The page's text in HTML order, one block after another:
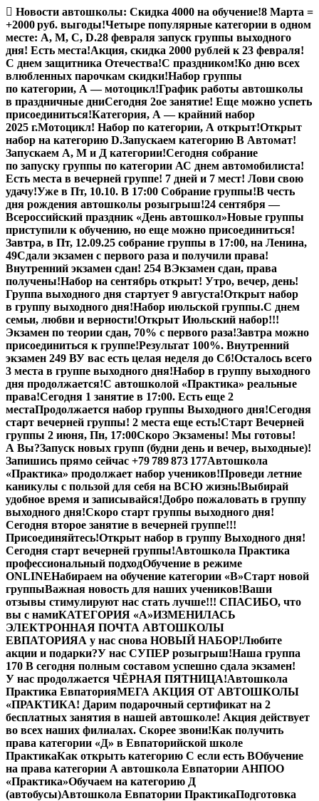
Перейти
к
содержимому
Новости автошколы: Скидка 4000 на обучение!8 Марта =
+2000 руб. выгоды!Четыре популярные категории в одном
месте: А, М, С, D.28 февраля запуск группы выходного
дня! Есть места!Акция, скидка 2000 рублей к 23 февраля!
С днем защитника Отечества!С праздником!Ко дню всех
влюбленных парочкам скидки!Набор группы
по категории, А — мотоцикл!График работы автошколы
в праздничные дниСегодня 2ое занятие! Еще можно успеть
присоединиться!Категория, А — крайний набор
2025 г.Мотоцикл! Набор по категории, А открыт!Открыт
набор на категорию D.Запускаем категорию В Автомат!
Запускаем А, М и Д категории!Сегодня собрание
по запуску группы по категории АС днем автомобилиста!
Есть места в вечерней группе! 7 дней и 7 мест! Лови свою
удачу!Уже в Пт, 10.10. В 17:00 Собрание группы!В честь
дня рождения автошколы розыгрыш!24 сентября —
Всероссийский праздник «День автошкол»Новые группы
приступили к обучению, но еще можно присоединиться!
Завтра, в Пт, 12.09.25 собрание группы в 17:00, на Ленина,
49Сдали экзамен с первого раза и получили права!
Внутренний экзамен сдан! 254 ВЭкзамен сдан, права
получены!Набор на сентябрь открыт! Утро, вечер, день!
Группа выходного дня стартует 9 августа!Открыт набор
в группу выходного дня!Набор июльской группы.С днем
семьи, любви и верности!Открыт Июльский набор!!!
Экзамен по теории сдан, 70% с первого раза!Завтра можно
присоединиться к группе!Результат 100%. Внутренний
экзамен 249 ВУ вас есть целая неделя до Сб!Осталось всего
3 места в группе выходного дня!Набор в группу выходного
дня продолжается!С автошколой «Практика» реальные
права!Сегодня 1 занятие в 17:00. Есть еще 2
местаПродолжается набор группы Выходного дня!Сегодня
старт вечерней группы! 2 места еще есть!Старт Вечерней
группы 2 июня, Пн, 17:00Скоро Экзамены! Мы готовы!
А Вы?Запуск новых групп (будни день и вечер, выходные)!
Запишись прямо сейчас +79 789 873 177Автошкола
«Практика» продолжает набор учеников!Проведи летние
каникулы с пользой для себя на ВСЮ жизнь!Выбирай
удобное время и записывайся!Добро пожаловать в группу
выходного дня!Скоро старт группы выходного дня!
Сегодня второе занятие в вечерней группе!!!
Присоединяйтесь!Открыт набор в группу Выходного дня!
Сегодня старт вечерней группы!Автошкола Практика
профессиональный подходОбучение в режиме
ONLINEНабираем на обучение категории «B»Старт новой
группыВажная новость для наших учеников!Ваши
отзывы стимулируют нас стать лучше!!! СПАСИБО, что
вы с намиКАТЕГОРИЯ «А»ИЗМЕНИЛАСЬ
ЭЛЕКТРОННАЯ ПОЧТА АВТОШКОЛЫ
ЕВПАТОРИЯА у нас снова НОВЫЙ НАБОР!Любите
акции и подарки?У нас СУПЕР розыгрыш!Наша группа
170 В сегодня полным составом успешно сдала экзамен!
У нас продолжается ЧЁРНАЯ ПЯТНИЦА!Автошкола
Практика ЕвпаторияМЕГА АКЦИЯ ОТ АВТОШКОЛЫ
«ПРАКТИКА! Дарим подарочный сертификат на 2
бесплатных занятия в нашей автошколе! Акция действует
во всех наших филиалах. Скорее звони!Как получить
права категории «Д» в Евпаторийской школе
ПрактикаКак открыть категорию C если есть BОбучение
на права категории A автошкола Евпатории АНПОО
«Практика»Обучаем на категорию Д
(автобусы)Автошкола Евпатории ПрактикаПодготовка